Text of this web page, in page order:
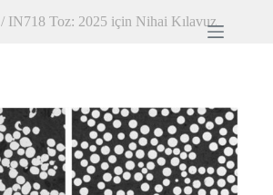
/ IN718 Toz: 2025 için Nihai Kılavuz